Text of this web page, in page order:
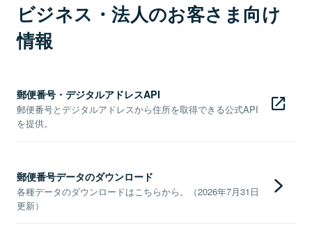
ビジネス・法人のお客さま向け
情報
郵便番号・デジタルアドレスAPI
郵便番号とデジタルアドレスから住所を取得できる公式API
を提供。
郵便番号データのダウンロード
各種データのダウンロードはこちらから。（2026年7月31日
更新）